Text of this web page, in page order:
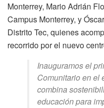
Monterrey, Mario Adrián
Campus Monterrey, y
Distrito Tec, quienes
recorrido por el nuevo
Inauguramos el
Comunitario en el
combina
educación para